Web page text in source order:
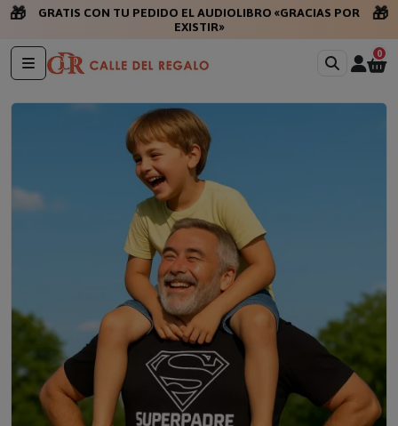
🎁
GRATIS CON TU PEDIDO EL AUDIOLIBRO «GRACIAS POR
EXISTIR»
🎁
0